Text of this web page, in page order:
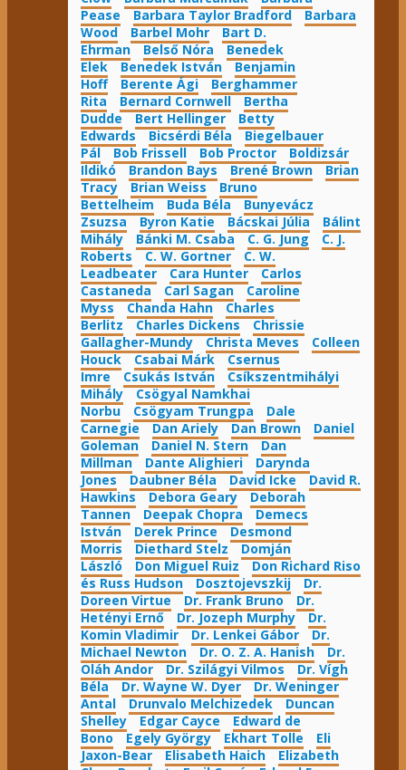
Pease
Barbara Taylor Bradford
Barbara
Wood
Barbel Mohr
Bart D.
Ehrman
Belső Nóra
Benedek
Elek
Benedek István
Benjamin
Hoff
Berente Ági
Berghammer
Rita
Bernard Cornwell
Bertha
Dudde
Bert Hellinger
Betty
Edwards
Bicsérdi Béla
Biegelbauer
Pál
Bob Frissell Bob Proctor
Boldizsár
Ildikó
Brandon Bays Brené Brown
Brian
Tracy
Brian Weiss
Bruno
Bettelheim
Buda Béla
Bunyevácz
Zsuzsa
Byron Katie Bácskai Júlia
Bálint
Mihály
Bánki M. Csaba C. G. Jung
C. J.
Roberts
C. W. Gortner
C. W.
Leadbeater
Cara Hunter
Carlos
Castaneda
Carl Sagan
Caroline
Myss
Chanda Hahn
Charles
Berlitz
Charles Dickens
Chrissie
Gallagher-Mundy
Christa Meves
Colleen
Houck
Csabai Márk
Csernus
Imre
Csukás István
Csíkszentmihályi
Mihály
Csögyal Namkhai
Norbu
Csögyam Trungpa
Dale
Carnegie
Dan Ariely Dan Brown
Daniel
Goleman
Daniel N. Stern
Dan
Millman
Dante Alighieri
Darynda
Jones
Daubner Béla David Icke
David R.
Hawkins
Debora Geary
Deborah
Tannen
Deepak Chopra
Demecs
István
Derek Prince
Desmond
Morris
Diethard Stelz
Domján
László
Don Miguel Ruiz
Don Richard Riso
és Russ Hudson
Dosztojevszkij
Dr.
Doreen Virtue
Dr. Frank Bruno
Dr.
Hetényi Ernő
Dr. Jozeph Murphy
Dr.
Komin Vladimir
Dr. Lenkei Gábor
Dr.
Michael Newton
Dr. O. Z. A. Hanish
Dr.
Oláh Andor
Dr. Szilágyi Vilmos
Dr. Vígh
Béla
Dr. Wayne W. Dyer
Dr. Weninger
Antal
Drunvalo Melchizedek
Duncan
Shelley
Edgar Cayce
Edward de
Bono
Egely György Ekhart Tolle
Eli
Jaxon-Bear
Elisabeth Haich
Elizabeth